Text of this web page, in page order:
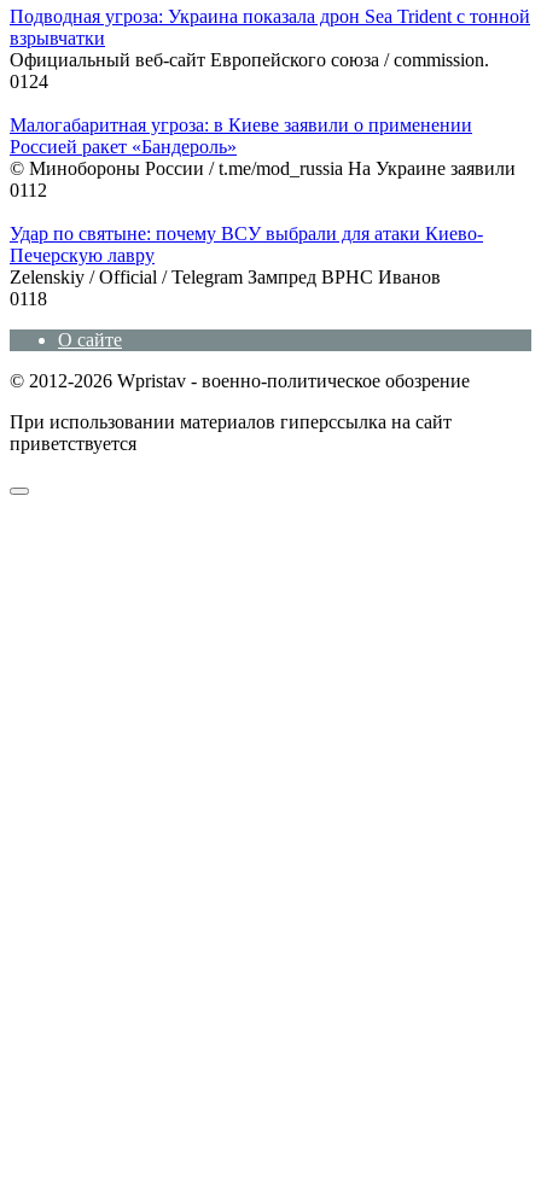
Подводная угроза: Украина показала дрон Sea Trident с тонной
взрывчатки
Официальный веб-сайт Европейского союза / commission.
0124
Малогабаритная угроза: в Киеве заявили о применении
Россией ракет «Бандероль»
© Минобороны России / t.me/mod_russia На Украине заявили
0112
Удар по святыне: почему ВСУ выбрали для атаки Киево-
Печерскую лавру
Zеlеnskiу / Оfficiаl / Telegram Зампред ВРНС Иванов
0118
О сайте
© 2012-2026 Wpristav - военно-политическое обозрение
При использовании материалов гиперссылка на сайт
приветствуется